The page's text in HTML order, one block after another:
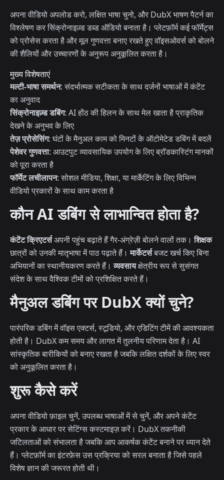
अपना वीडियो अपलोड करो, लक्षित भाषा चुनो, और DubX भाषण पैटर्न का
विश्लेषण कर सिंक्रोनाइज़्ड डब्ड ऑडियो बनाता है। प्लेटफ़ॉर्म कई फॉर्मेट्स
को प्रोसेस करता है और मूल गुणवत्ता बनाए रखते हुए वॉइसओवर्स को बोलने
की शैलियों और उच्चारणों के अनुरूप अनुकूलित करता है।
मुख्य विशेषताएं
मल्टी-भाषा समर्थन: संदर्भात्मक सटीकता के साथ दर्जनों भाषाओं में कंटेंट
का अनुवाद
सिंक्रोनाइज़्ड डबिंग: AI होंठ की हिलन के साथ मेल खाता है प्राकृतिक
देखने के अनुभव के लिए
तेज़ प्रोसेसिंग: घंटों के मैनुअल काम को मिनटों के ऑटोमेटेड डबिंग में बदलें
पेशेवर गुणवत्ता: आउटपुट व्यावसायिक उपयोग के लिए ब्रॉडकास्टिंग मानकों
को पूरा करता है
फॉर्मेट लचीलापन: सोशल मीडिया, शिक्षा, या मार्केटिंग के लिए विभिन्न
वीडियो प्रकारों के साथ काम करता है
कौन AI डबिंग से लाभान्वित होता है?
कंटेंट क्रिएटर्सअपनी पहुंच बढ़ाते हैं गैर-अंग्रेज़ी बोलने वालों तक।शिक्षक
छात्रों को उनकी मातृभाषा में पाठ पढ़ाते हैं।मार्केटर्सबजट खर्च किए बिना
अभियानों का स्थानीयकरण करते हैं।व्यवसायक्षेत्रीय रूप से सुसंगत
संदेश के साथ वैश्विक टीमों को प्रशिक्षित करते हैं।
मैनुअल डबिंग पर DubX क्यों चुने?
पारंपरिक डबिंग में वॉइस एक्टर्स, स्टूडियो, और एडिटिंग टीमें की आवश्यकता
होती है। DubX कम समय और लागत में तुलनीय परिणाम देता है। AI
सांस्कृतिक बारीकियों को बनाए रखता है जबकि लक्षित दर्शकों के लिए स्वर
को अनुकूलित करता है।
शुरू कैसे करें
अपना वीडियो फ़ाइल चुनें, उपलब्ध भाषाओं में से चुनें, और अपने कंटेंट
प्रकार के आधार पर सेटिंग्स कस्टमाइज़ करें। DubX तकनीकी
जटिलताओं को संभालता है जबकि आप आकर्षक कंटेंट बनाने पर ध्यान देते
हैं। प्लेटफ़ॉर्म का इंटरफ़ेस उस प्रक्रिया को सरल बनाता है जिसे पहले
विशेष ज्ञान की जरूरत होती थी।